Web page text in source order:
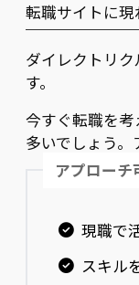
転職サイトに
ダイレクトリ
す。
今すぐ転職を
多いでしょう
アプローチ
現職で
スキル